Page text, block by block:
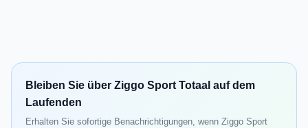
Bleiben Sie über Ziggo Sport Totaal auf dem
Laufenden
Erhalten Sie sofortige Benachrichtigungen, wenn Ziggo Sport